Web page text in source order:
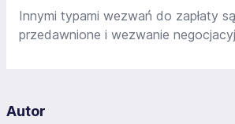
Innymi typami wezwań do zapłaty
przedawnione i wezwanie
Autor